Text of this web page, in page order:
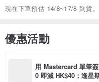
現在下單預估 14/8~17/8 到貨。
優惠活動
用 Mastercard 單筆
0 即減 HK$40；逢星